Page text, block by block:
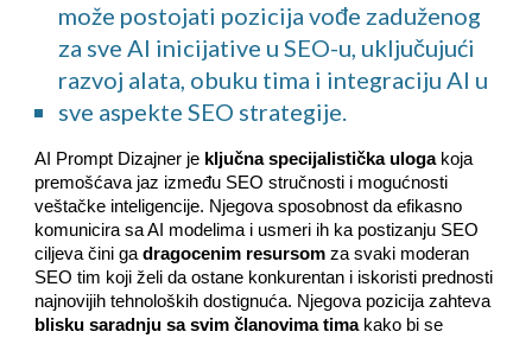
može postojati pozicija vođe zaduženog
za sve AI inicijative u SEO-u, uključujući
razvoj alata, obuku tima i integraciju AI u
sve aspekte SEO strategije.
AI Prompt Dizajner je ključna specijalistička ulogakoja
premošćava jaz između SEO stručnosti i mogućnosti
veštačke inteligencije. Njegova sposobnost da efikasno
komunicira sa AI modelima i usmeri ih ka postizanju SEO
ciljeva čini gadragocenim resursom za svaki moderan
SEO tim koji želi da ostane konkurentan i iskoristi prednosti
najnovijih tehnoloških dostignuća. Njegova pozicija zahteva
blisku saradnju sa svim članovima timakako bi se